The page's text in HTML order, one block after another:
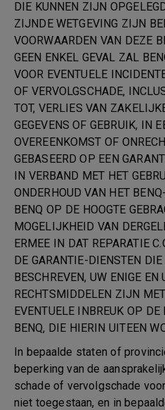
DIE KUNNEN ZIJN
ZIJNDE WETGEVING ZIJN
VOORWAARDEN VAN DEZE
GEEN ENKEL GEVAL ZAL
VOOR EVENTUELE
OF VERVOLGSCHADE,
TOT, VERLIES VAN
GEGEVENS OF GEBRUIK, IN
OVEREENKOMST OF
GEBASEERD OP EEN
IN VERBAND MET HET
ONDERHOUD VAN HET
BENQ OP DE HOOGTE
MOGELIJKHEID VAN
ERMEE IN DAT REPARATIE
DE GARANTIE-DIENSTEN
BESCHREVEN, UW ENIGE EN
RECHTSMIDDELEN ZIJN
EVENTUELE INBREUK OP DE
BENQ, DIE HIERIN UITEEN
In bepaalde staten of
beperking van de
schade of vervolgschade
niet toegestaan, en in